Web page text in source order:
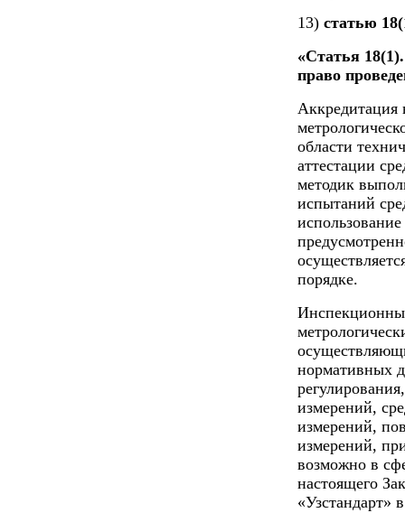
13) статью
«Статья
право
Аккредитация
области
аттестации
методик
испытаний
порядке.
нормативных
измерений,
измерений,
измерений,
возможно в
настоящего
«Узстандарт»